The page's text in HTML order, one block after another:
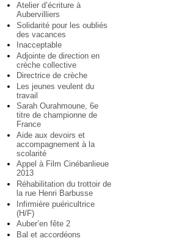
Atelier d’écriture à
Aubervilliers
Solidarité pour les oubliés
des vacances
Inacceptable
Adjointe de direction en
crèche collective
Directrice de crèche
Les jeunes veulent du
travail
Sarah Ourahmoune, 6e
titre de championne de
France
Aide aux devoirs et
accompagnement à la
scolarité
Appel à Film Cinébanlieue
2013
Réhabilitation du trottoir de
la rue Henri Barbusse
Infirmière puéricultrice
(H/F)
Auber’en fête 2
Bal et accordéons